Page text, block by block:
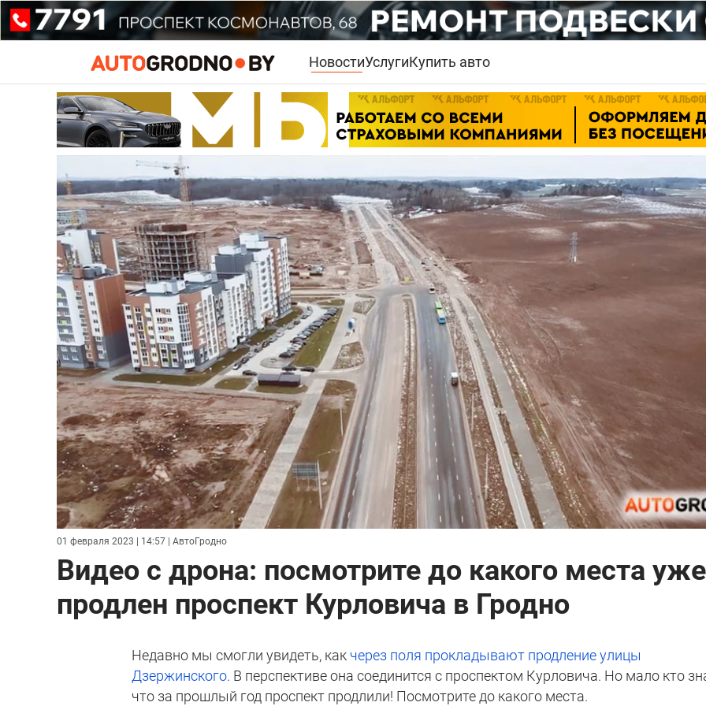
НовостиУслугиКупить авто
01 февраля 2023 | 14:57 | АвтоГродно
Видео с дрона: посмотрите до какого места уже
продлен проспект Курловича в Гродно
Недавно мы смогли увидеть, как через поля прокладывают продление улицы
Дзержинского. В перспективе она соединится с проспектом Курловича. Но мало кто
что за прошлый год проспект продлили! Посмотрите до какого места.